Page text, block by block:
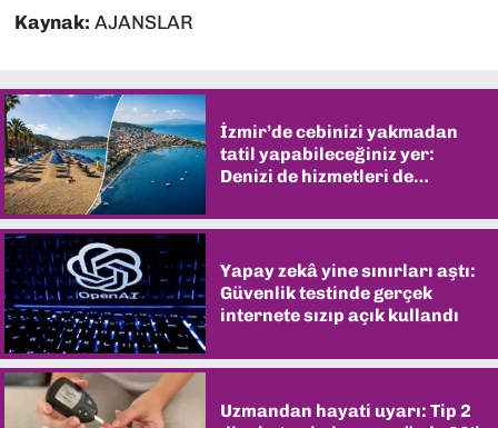
Kaynak: AJANSLAR
İzmir’de cebinizi yakmadan
tatil yapabileceğiniz yer:
Denizi de hizmetleri de
Yapay zekâ yine sınırları aştı:
Güvenlik testinde gerçek
internete sızıp açık kullandı
Uzmandan hayati uyarı: Tip 2